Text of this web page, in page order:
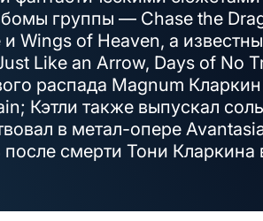
группы — Chase the
Wings of Heaven, а
Like an Arrow, Days of No
распада Magnum Кларкин
Кэтли также выпускал
в метал-опере
смерти Тони Кларкина